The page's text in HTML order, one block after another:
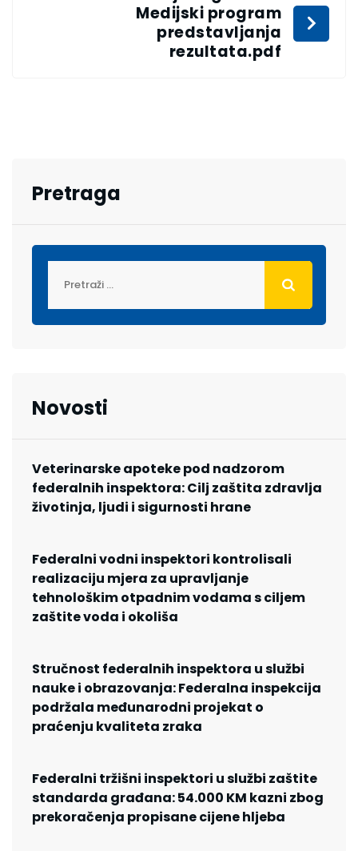
Medijski program
predstavljanja
rezultata.pdf
Pretraga
Novosti
Veterinarske apoteke pod nadzorom
federalnih inspektora: Cilj zaštita zdravlja
životinja, ljudi i sigurnosti hrane
Federalni vodni inspektori kontrolisali
realizaciju mjera za upravljanje
tehnološkim otpadnim vodama s ciljem
zaštite voda i okoliša
Stručnost federalnih inspektora u službi
nauke i obrazovanja: Federalna inspekcija
podržala međunarodni projekat o
praćenju kvaliteta zraka
Federalni tržišni inspektori u službi zaštite
standarda građana: 54.000 KM kazni zbog
prekoračenja propisane cijene hljeba